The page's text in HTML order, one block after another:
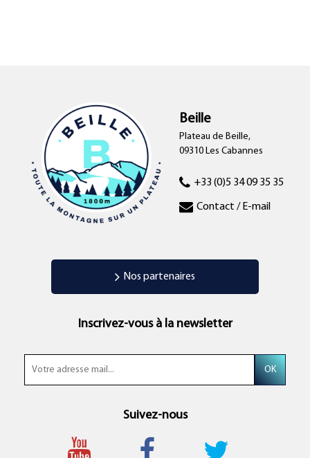
Beille
Plateau de Beille,
09310 Les Cabannes
+33 (0)5 34 09 35 35
Contact / E-mail
Nos partenaires
Inscrivez-vous à la newsletter
Suivez-nous